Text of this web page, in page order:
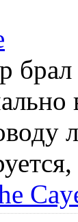
брал